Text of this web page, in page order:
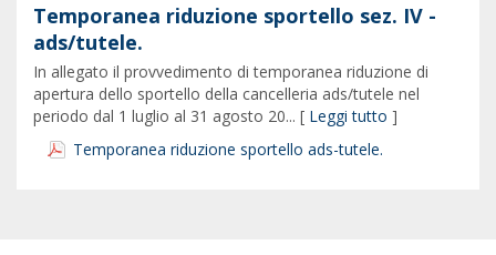
Temporanea riduzione sportello sez. IV -
ads/tutele.
In allegato il provvedimento di temporanea riduzione di
apertura dello sportello della cancelleria ads/tutele nel
periodo dal 1 luglio al 31 agosto 20... [ Leggi tutto ]
Temporanea riduzione sportello ads-tutele.